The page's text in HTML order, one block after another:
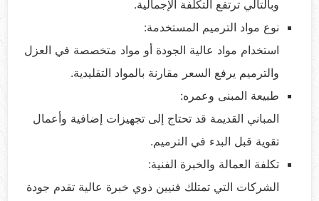
وبالتالي ترتفع التكلفة الإجمالية.
نوع مواد الترميم المستخدمة:
استخدام مواد عالية الجودة أو مواد متخصصة في العزل
والترميم يرفع السعر مقارنة بالمواد التقليدية.
طبيعة المبنى وعمره:
المباني القديمة قد تحتاج إلى تجهيزات إضافية وأعمال
تقوية قبل البدء في الترميم.
تكلفة العمالة والخبرة الفنية:
الشركات التي تمتلك فنيين ذوي خبرة عالية تقدم جودة